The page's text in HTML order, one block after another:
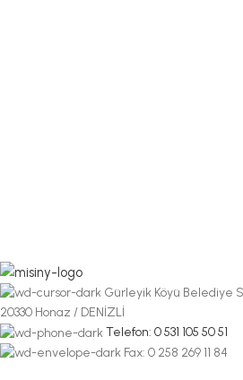
Gürleyik Köyü Belediye
20330 Honaz / DENİZLİ
Telefon: 0 531 105 50 51
Fax: 0 258 269 11 84